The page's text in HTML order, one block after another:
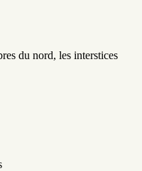
du nord, les interstices